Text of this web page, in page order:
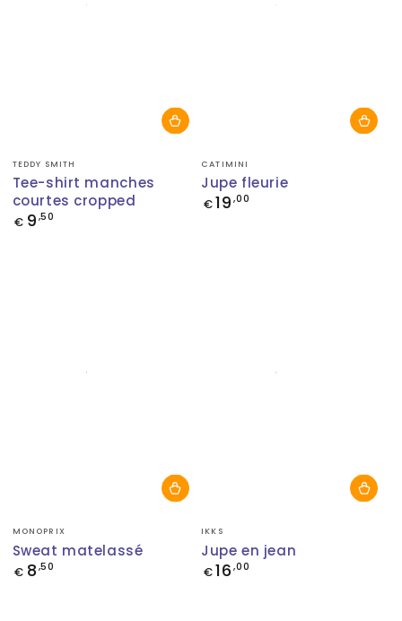
Fournisseur:
TEDDY SMITH
Tee-shirt manches
courtes cropped
Prix
€ 9 ,50
Fournisseur:
CATIMINI
Jupe fleurie
Prix
€19 ,00
Fournisseur:
MONOPRIX
Sweat matelassé
Prix
€ 8 ,50
Fournisseur:
IKKS
Jupe en jean
Prix
€16 ,00